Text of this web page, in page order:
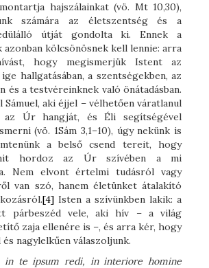
hajszálainkat (vö. Mt 10,30),
számára az életszentség és a
útját gondolta ki. Ennek a
azonban kölcsönösnek kell lennie: arra
hogy megismerjük Istent az
hallgatásában, a szentségekben, az
és a testvéreinknek való önátadásban.
Sámuel, aki éjjel – vélhetően váratlanul
az Úr hangját, és Éli segítségével
(vö. 1Sám 3,1–10), úgy nekünk is
a belső csend tereit, hogy
hordoz az Úr szívében a mi
Nem elvont értelmi tudásról vagy
van szó, hanem életünket átalakító
[4] Isten a szívünkben lakik: a
párbeszéd vele, aki hív – a világ
zaja ellenére is –, és arra kér, hogy
nagylelkűen válaszoljunk.
in te ipsum redi, in interiore homine